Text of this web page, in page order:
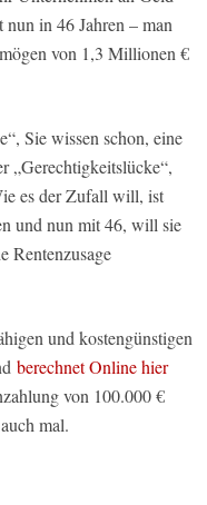
in 46 Jahren – man
von 1,3 Millionen €
Sie wissen schon, eine
„Gerechtigkeitslücke“,
es der Zufall will, ist
und nun mit 46, will sie
Rentenzusage
und kostengünstigen
berechnet Online hier
von 100.000 €
mal.